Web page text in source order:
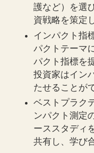
護など）を選
資戦略を策定
インパクト指
パクトテーマ
パクト指標を
投資家はイン
たせることが
ベストプラク
ンパクト測定
ーススタディ
共有し、学び